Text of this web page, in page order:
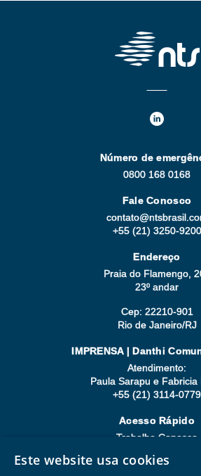
Número de
0800 168 0168
Fale Conosco
+55 (21) 3250-9200
Endereço
Praia do Flamengo,
23º andar
Cep: 22210-901
Rio de Janeiro/RJ
IMPRENSA | Danthi
Atendimento:
Paula Sarapu e Fabricia
+55 (21) 3114-0779
Acesso Rápido
Trabalhe Conosco
Seja Fornecedor
Este website usa cookies